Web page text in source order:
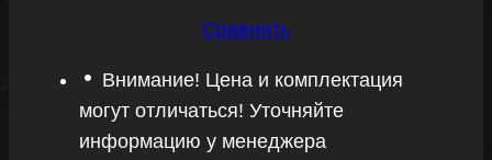
Сравнить
Внимание! Цена и комплектация
могут отличаться! Уточняйте
информацию у менеджера